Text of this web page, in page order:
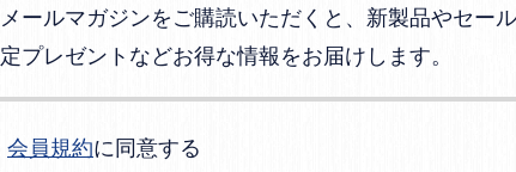
メールマガジンをご購読いただくと、新製品やセー
定プレゼントなどお得な情報をお届けします。
会員規約に同意する